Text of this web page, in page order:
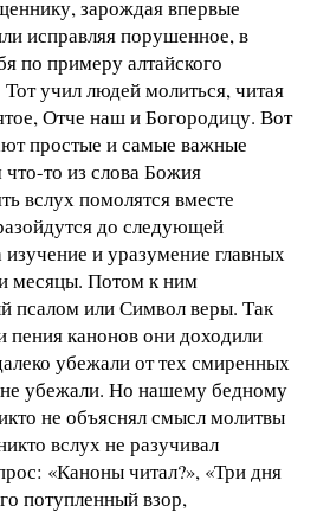
зарождая впервые
исправляя порушенное, в
по примеру алтайского
учил людей молиться, читая
Отче наш и Богородицу. Вот
простые и самые важные
то из слова Божия
вслух помолятся вместе
до следующей
и уразумение главных
месяцы. Потом к ним
псалом или Символ веры. Так
канонов они доходили
убежали от тех смиренных
убежали. Но нашему бедному
не объяснял смысл молитвы
вслух не разучивал
«Каноны читал?», «Три дня
потупленный взор,